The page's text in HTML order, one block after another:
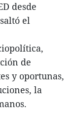
desde
el
de
y oportunas,
la